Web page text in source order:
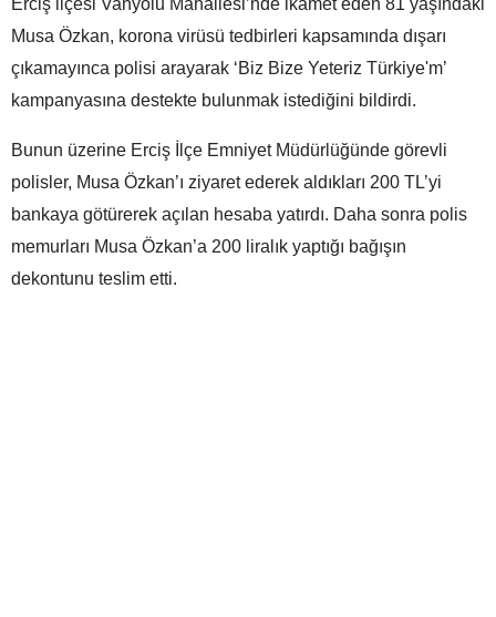
Erciş ilçesi Vanyolu Mahallesi’nde ikamet eden 81 yaşındaki
Musa Özkan, korona virüsü tedbirleri kapsamında dışarı
çıkamayınca polisi arayarak ‘Biz Bize Yeteriz Türkiye'm’
kampanyasına destekte bulunmak istediğini bildirdi.
Bunun üzerine Erciş İlçe Emniyet Müdürlüğünde görevli
polisler, Musa Özkan’ı ziyaret ederek aldıkları 200 TL’yi
bankaya götürerek açılan hesaba yatırdı. Daha sonra polis
memurları Musa Özkan’a 200 liralık yaptığı bağışın
dekontunu teslim etti.